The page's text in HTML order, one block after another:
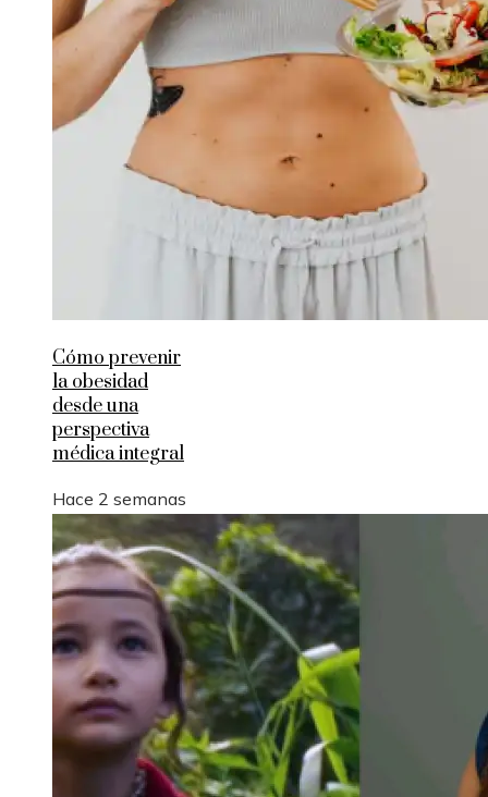
Cómo prevenir
la obesidad
desde una
perspectiva
médica integral
Hace 2 semanas